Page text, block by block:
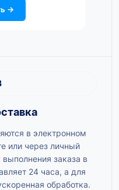
→
в электронном
или через личный
заказа в
24 часа, а для
обработка.